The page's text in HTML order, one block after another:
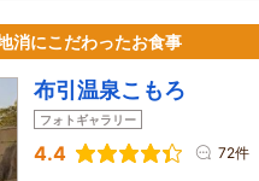
消にこだわったお食事
布引温泉こもろ
フォトギャラリー
4.4 72件